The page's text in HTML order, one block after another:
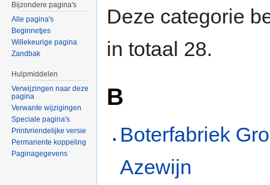
Deze categorie
in totaal 28.
B
Boterfabriek
Azewijn
Bijzondere pagina's
Alle pagina's
Beginnetjes
Willekeurige pagina
Zandbak
Hulpmiddelen
Verwijzingen naar deze
pagina
Verwante wijzigingen
Speciale pagina's
Printvriendelijke versie
Permanente koppeling
Paginagegevens